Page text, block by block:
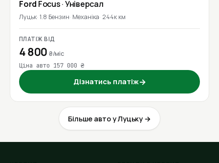
Ford Focus· Універсал
Луцьк 1.8 Бензин Механіка 244к км
ПЛАТІЖ ВІД
4 800₴/міс
Ціна авто 157 000 ₴
Дізнатись платіж→
Більше авто у Луцьку →